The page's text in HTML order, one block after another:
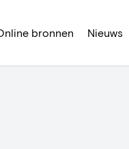
bronnen Nieuws